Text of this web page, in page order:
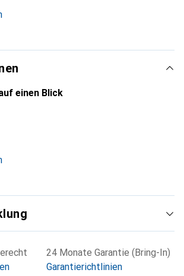
Ihres Smartphones.
eine sichere Wahl für eine
einen Blick
24 Monate Garantie (Bring-In)
Garantierichtlinien